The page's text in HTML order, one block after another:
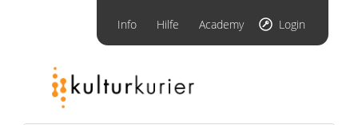
Info Hilfe Academy Login